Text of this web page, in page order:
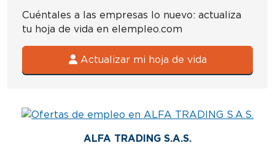
ALFA TRADING S.A.S.
Cuéntales a las empresas lo nuevo: actualiza
tu hoja de vida en elempleo.com
Actualizar mi hoja de vida